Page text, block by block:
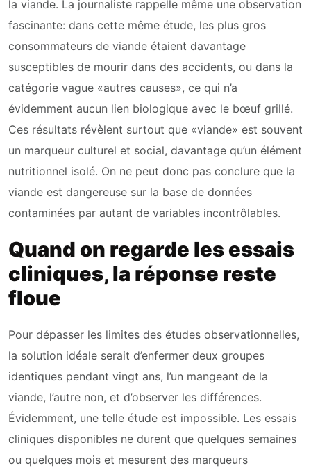
la viande. La journaliste rappelle même une observation
fascinante: dans cette même étude, les plus gros
consommateurs de viande étaient davantage
susceptibles de mourir dans des accidents, ou dans la
catégorie vague «autres causes», ce qui n’a
évidemment aucun lien biologique avec le bœuf grillé.
Ces résultats révèlent surtout que «viande» est souvent
un marqueur culturel et social, davantage qu’un élément
nutritionnel isolé. On ne peut donc pas conclure que la
viande est dangereuse sur la base de données
contaminées par autant de variables incontrôlables.
Quand on regarde les essais
cliniques, la réponse reste
floue
Pour dépasser les limites des études observationnelles,
la solution idéale serait d’enfermer deux groupes
identiques pendant vingt ans, l’un mangeant de la
viande, l’autre non, et d’observer les différences.
Évidemment, une telle étude est impossible. Les essais
cliniques disponibles ne durent que quelques semaines
ou quelques mois et mesurent des marqueurs